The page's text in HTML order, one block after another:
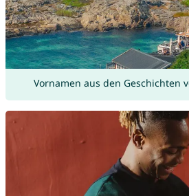
Vornamen aus den Geschichten